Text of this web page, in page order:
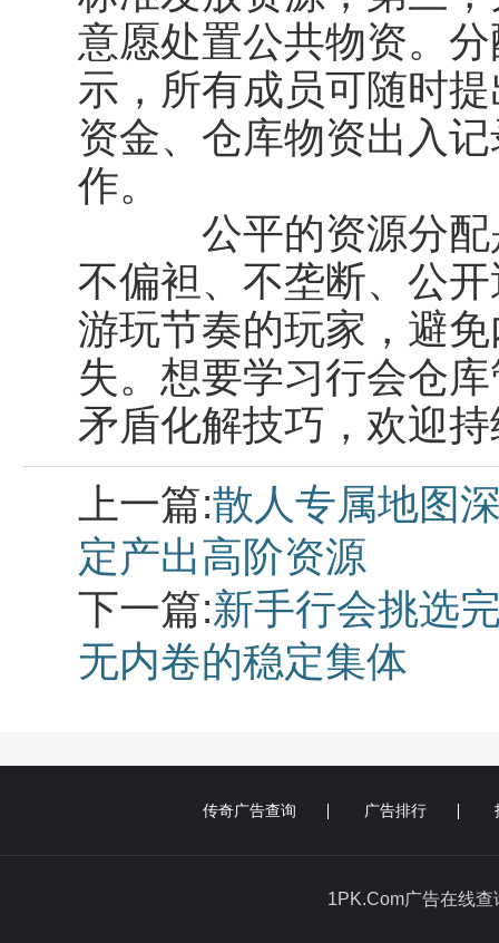
意愿处置公共物资。
示，所有成员可随时
资金、仓库物资出入
作。
公平的资源分配是
不偏袒、不垄断、公
游玩节奏的玩家，避
失。想要学习行会仓
矛盾化解技巧，欢迎
上一篇:散人专属地图
定产出高阶资源
下一篇:新手行会挑选
无内卷的稳定集体
传奇广告查询 广告排行
1PK.Com广告在